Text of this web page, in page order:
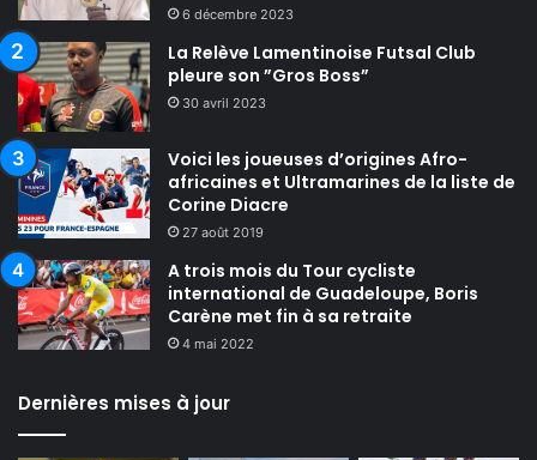
6 décembre 2023
La Relève Lamentinoise Futsal Club
pleure son ”Gros Boss”
30 avril 2023
Voici les joueuses d’origines Afro-
africaines et Ultramarines de la liste de
Corine Diacre
27 août 2019
A trois mois du Tour cycliste
international de Guadeloupe, Boris
Carène met fin à sa retraite
4 mai 2022
Dernières mises à jour